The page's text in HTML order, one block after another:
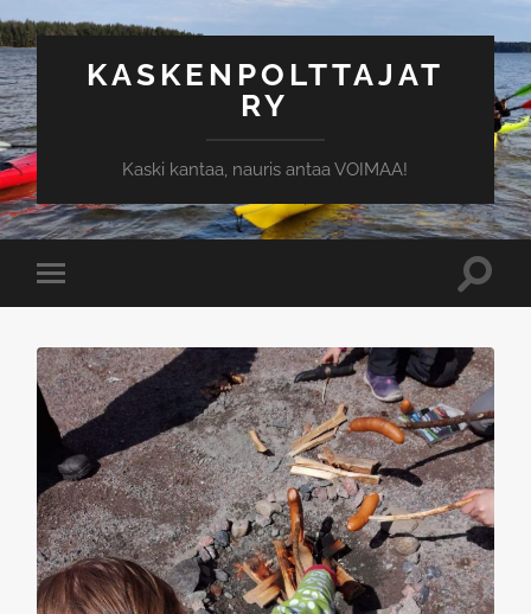
KASKENPOLTTAJAT
RY
Kaski kantaa, nauris antaa VOIMAA!
Toggle
mobile
Toggle